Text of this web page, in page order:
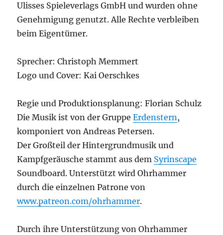
Ulisses Spieleverlags GmbH und wurden ohne
Genehmigung genutzt. Alle Rechte verbleiben
beim Eigentümer.
Sprecher: Christoph Memmert
Logo und Cover: Kai Oerschkes
Regie und Produktionsplanung: Florian Schulz
Die Musik ist von der GruppeErdenstern,
komponiert von Andreas Petersen.
Der Großteil der Hintergrundmusik und
Kampfgeräusche stammt aus dem Syrinscape
Soundboard. Unterstützt wird Ohrhammer
durch die einzelnen Patrone von
www.patreon.com/ohrhammer.
Durch ihre Unterstützung von Ohrhammer